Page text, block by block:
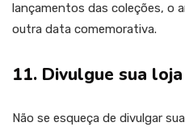
lançamentos das coleções, o
outra data comemorativa.
11. Divulgue sua
Não se esqueça de divulgar